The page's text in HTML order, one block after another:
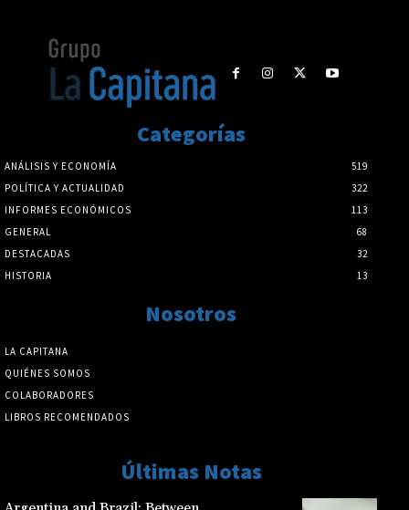
Categorías
ANÁLISIS Y ECONOMÍA
519
POLÍTICA Y ACTUALIDAD
322
INFORMES ECONÓMICOS
113
GENERAL
68
DESTACADAS
32
HISTORIA
13
Nosotros
LA CAPITANA
QUIÉNES SOMOS
COLABORADORES
LIBROS RECOMENDADOS
Últimas Notas